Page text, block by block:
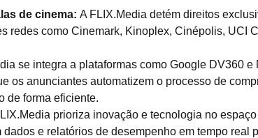
de cinema: A FLIX.Media detém direitos
redes como Cinemark, Kinoplex, Cinépolis, UCI
se integra a plataformas como Google DV360
os anunciantes automatizem o processo de
de forma eficiente.
prioriza inovação e tecnologia no
e relatórios de desempenho em tempo real